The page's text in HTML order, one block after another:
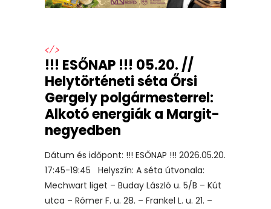
</>
!!! ESŐNAP !!! 05.20. //
Helytörténeti séta Őrsi
Gergely polgármesterrel:
Alkotó energiák a Margit-
negyedben
Dátum és időpont: !!! ESŐNAP !!! 2026.05.20.
17:45-19:45 Helyszín: A séta útvonala:
Mechwart liget – Buday László u. 5/B – Kút
utca – Rómer F. u. 28. – Frankel L. u. 21. –